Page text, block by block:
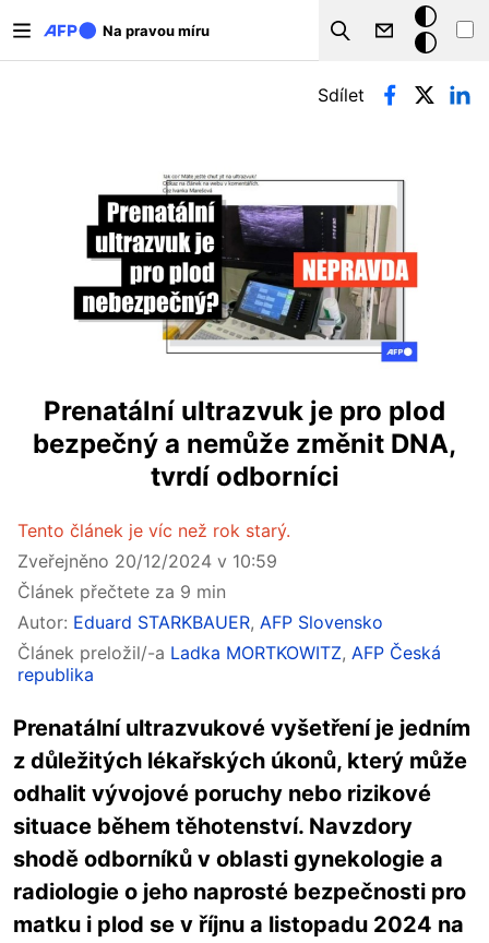
Na pravou míru
Search
Tmavý
režim
Hlavní záložky
Sdílet
Prenatální ultrazvuk je pro plod
bezpečný a nemůže změnit DNA,
tvrdí odborníci
Tento článek je víc než rok starý.
Zveřejněno 20/12/2024 v 10:59
Článek přečtete za 9 min
Autor: Eduard STARKBAUER, AFP Slovensko
Článek preložil/-a Ladka MORTKOWITZ, AFP Česká
republika
Prenatální ultrazvukové vyšetření je jedním
z důležitých lékařských úkonů, který může
odhalit vývojové poruchy nebo rizikové
situace během těhotenství. Navzdory
shodě odborníků v oblasti gynekologie a
radiologie o jeho naprosté bezpečnosti pro
matku i plod se v říjnu a listopadu 2024 na